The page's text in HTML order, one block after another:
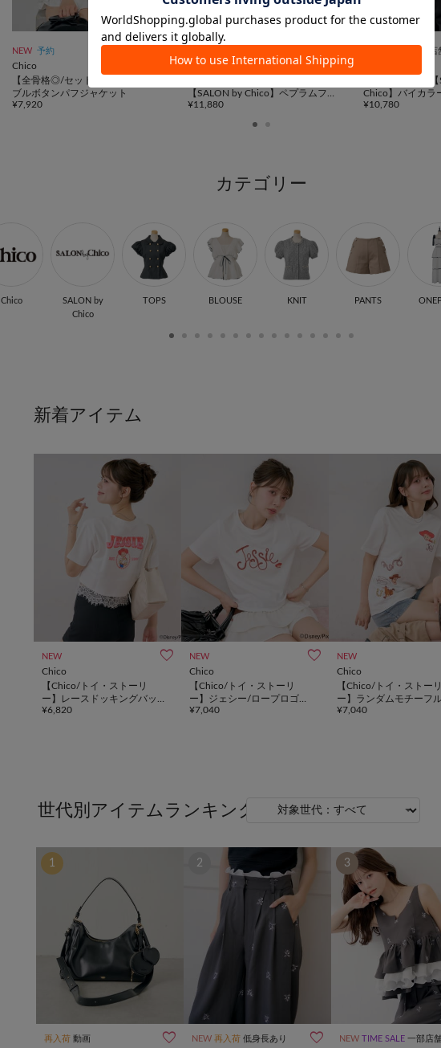
NEW 予約
Chico
【全骨格◎/セットアップ対応】ダ
ブルボタンパフジャケット
¥7,920
Chico
【SALON by Chico】ペプラムフリ
ルツイードトップス
¥11,880
一部
＼SNSで話題／
Chico】バイカラ
ペプラムブラウス
¥10,780
カテゴリー
Chico
SALON by
Chico
TOPS BLOUSE KNIT PANTS
NEW
Chico
【Chico/トイ・ストーリ
ー】レースドッキングバッ
クロゴＴ
¥6,820
NEW
Chico
【Chico/トイ・ストーリ
ー】ジェシー/ロープロゴチ
ビＴ
¥7,040
NEW
Chico
【Chico/トイ・ストー
ー】ランダムモチーフ
ズT
¥7,040
世代別アイテムランキング
1
再入荷 動画 
2
NEW 再入荷 低身長あり 
3
NEW TIME SALE 一部店舗限